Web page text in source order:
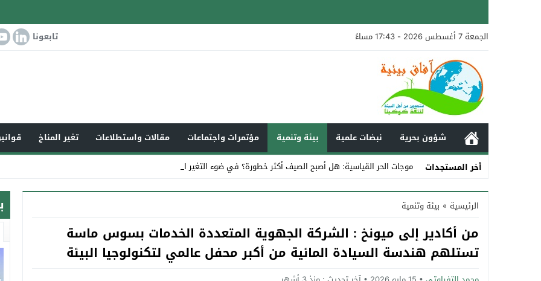
الجمعة 7 أغسطس 2026 - 17:43 مساءً تابعونا
شؤون بحرية نبضات علمية بيئة وتنمية مؤتمرات واجتماعات مقالات واستطلاعات تغير المناخ
أخر المستجدات
موجات الحر القياسية: هل أصبح الصيف أكثر خطورة؟ في ضوء التغير المناخي العالمي وت _
Stop
Previous
Next
الرئيسية » بيئة وتنمية
من أكادير إلى ميونخ : الشركة الجهوية المتعددة الخدمات بسوس ماسة
تستلهم هندسة السيادة المائية من أكبر محفل عالمي لتكنولوجيا البيئة